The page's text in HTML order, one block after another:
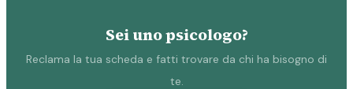
Sei uno psicologo?
Reclama la tua scheda e fatti trovare da chi ha bisogno di
te.